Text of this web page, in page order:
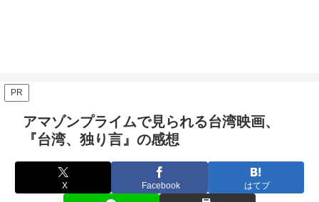
PR
アマゾンプライムで見られる台湾映画、
『台湾、独り言』の感想
X Facebook はてブ